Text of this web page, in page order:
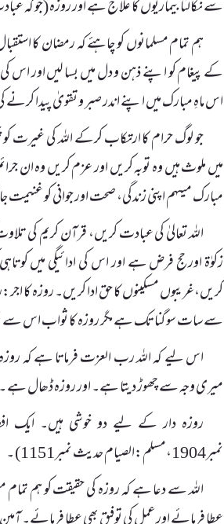
سے نکالنا بیماریوں کا علاج ہے اور روزہ (جو کہ
ہم تمام مسلمانوں کو چاہئے کہ رمضان کا
کے پیغام کو اپنے ذہن و دل میں بسا لیں اور اس
اس ماہِ مبارک میں اپنے اندر صبر و تقویٰ پیدا
جو لوگ حرام کا ارتکاب کرکے اللہ کی غیرت
میں ملوث ہیں وہ توبہ کریں اور عزم کریں وہ ان
مبارک میںہم اپنی زندگی، صحت اور جوانی کو غنیمت
اللہ تعالیٰ کی عبادت کریں، قرآن کریم کی
زکوٰۃ اورحج فرض ہے اور اس کی ادائیگی میں
کریں،غریبوں مسکینوں کا حق ادا کریں۔ روزہ
سے سات سو گنا تک ہے مگر روزہ کا ثواب اس سے
اس لیے کہ اللہ رب العزت فرماتا ہے کہ
میری وجہ سے چھوڑ دیتا ہے۔ اور روزہ ڈھال ہے ۔
روزہ دار کے لیے دو خوشی ہیں۔
نمبر1904،مسلم:الصیام حدیث نمبر1151) ۔
اللہ سے دعا ہے کہ روزہ کی حقیقت کو ہم